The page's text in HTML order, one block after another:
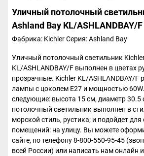
Уличный потолочный
Ashland Bay KL/ASHLANDBAY/F
Фабрика: KichlerСерия: Ashland Bay
Уличный потолочный светильник
KL/ASHLANDBAY/F выполнен в цветах
прозрачные. Kichler KL/ASHLANDBAY/F
лампы с цоколем E27 и мощностью
следующие: высота 15 см, диаметр
потолочный светильник выполнен в
морской стиль, рустика; и подойдет
помещений: на улицу. Вы можете
сайте, по телефону 8-800-550-95-45
всей России) или написать нам онлайн